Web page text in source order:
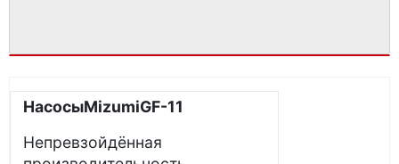
НасосыMizumiGF-11
Непревзойдённая